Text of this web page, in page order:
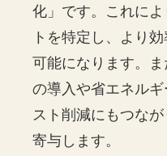
化」です。これに
トを特定し、より
可能になります。
の導入や省エネル
スト削減にもつな
寄与します。